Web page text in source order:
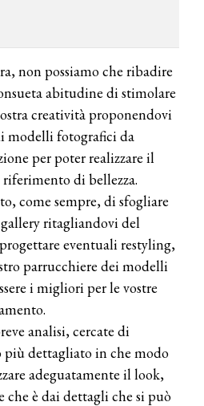
non possiamo che ribadire
abitudine di stimolare
creatività proponendovi
modelli fotografici da
per poter realizzare il
di bellezza.
come sempre, di sfogliare
ritagliandovi del
eventuali restyling,
parrucchiere dei modelli
i migliori per le vostre
analisi, cercate di
più dettagliato in che modo
adeguatamente il look,
che è dai dettagli che si può